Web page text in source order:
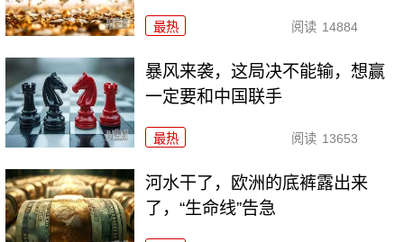
最热 阅读 14884
暴风来袭，这局决不能输，想赢
一定要和中国联手
最热 阅读 13653
河水干了，欧洲的底裤露出来
了，“生命线”告急